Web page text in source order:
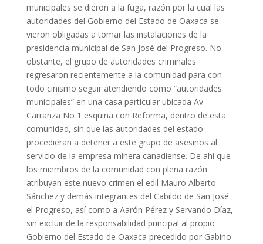
municipales se dieron a la fuga, razón por la cual las
autoridades del Gobierno del Estado de Oaxaca se
vieron obligadas a tomar las instalaciones de la
presidencia municipal de San José del Progreso. No
obstante, el grupo de autoridades criminales
regresaron recientemente a la comunidad para con
todo cinismo seguir atendiendo como “autoridades
municipales” en una casa particular ubicada Av.
Carranza No 1 esquina con Reforma, dentro de esta
comunidad, sin que las autoridades del estado
procedieran a detener a este grupo de asesinos al
servicio de la empresa minera canadiense. De ahí que
los miembros de la comunidad con plena razón
atribuyan este nuevo crimen el edil Mauro Alberto
Sánchez y demás integrantes del Cabildo de San José
el Progreso, así como a Aarón Pérez y Servando Díaz,
sin excluir de la responsabilidad principal al propio
Gobierno del Estado de Oaxaca precedido por Gabino